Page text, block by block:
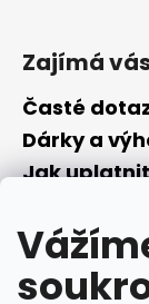
Zajímá
Časté
Dárky a
Jak
Převodník
Parfémový